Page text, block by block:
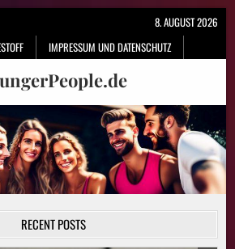
IMPRESSUM UND DATENSCHUTZ
8. AUGUST 2026
RECENT POSTS